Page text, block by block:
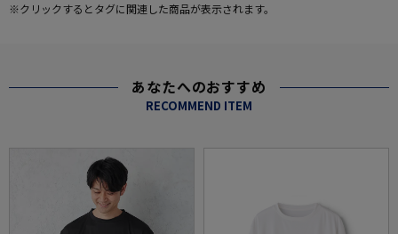
※クリックするとタグに関連した商品が表示されます。
あなたへのおすすめ
RECOMMEND ITEM